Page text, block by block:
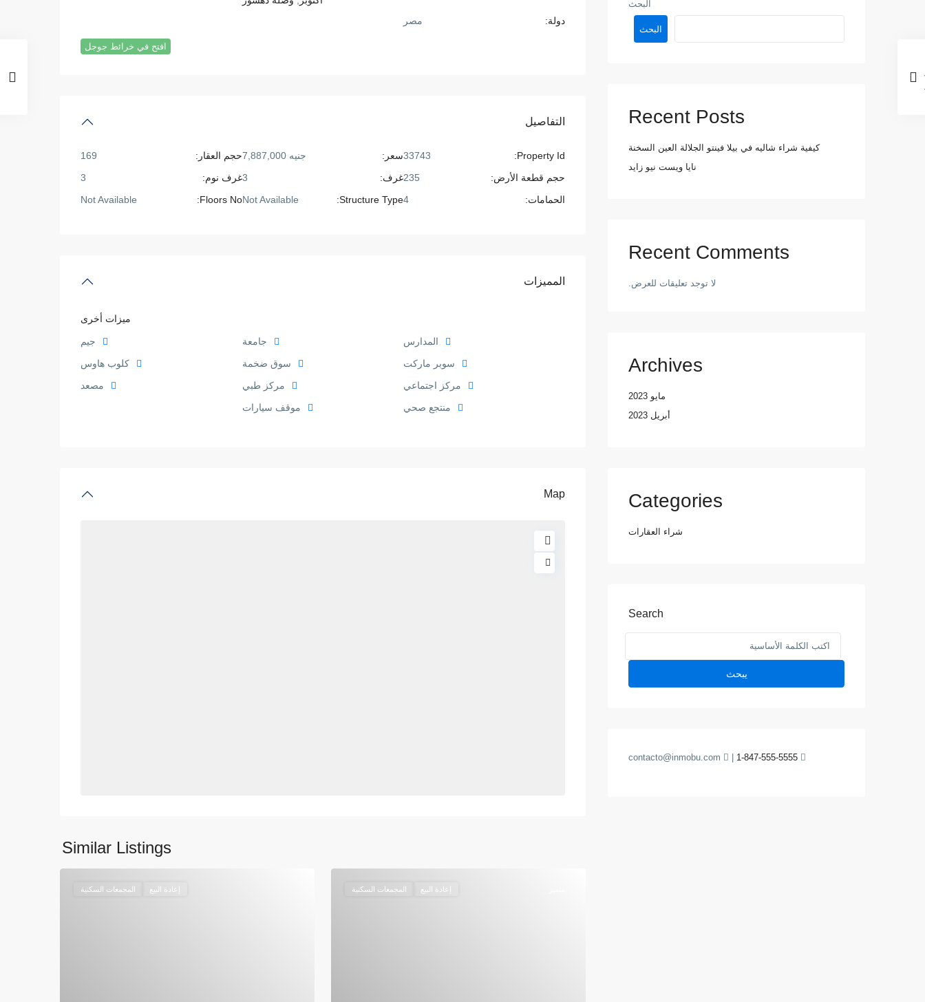
دولة: مصر
افتح في خرائط جوجل
التفاصيل
Property Id:
33743سعر: جنيه 7,887,000 حجم العقار:
169
حجم قطعة الأرض:
235غرف: 3غرف نوم:
3
الحمامات:
4
Structure Type:
Not Available
Floors No:
Not Available
المميزات
ميزات أخرى
المدارس جامعة
جيم
سوبر ماركت
سوق ضخمة
كلوب هاوس
مركز اجتماعي
مركز طبي
مصعد
منتجع صحي
موقف سيارات
Map
Similar Listings
إعادة البيع المجمعات السكنية إعادة البيع المجمعات السكنية
البحث
البحث
Recent Posts
كيفية شراء شاليه في بيلا فينتو الجلالة العين السخنة
نايا ويست نيو زايد
Recent Comments
لا توجد تعليقات للعرض.
Archives
مايو 2023
أبريل 2023
Categories
شراء العقارات
Search
Search
يبحث
1-847-555-5555